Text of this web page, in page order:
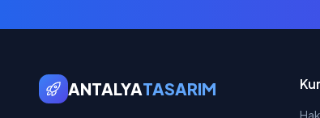
ANTALYATASARIM